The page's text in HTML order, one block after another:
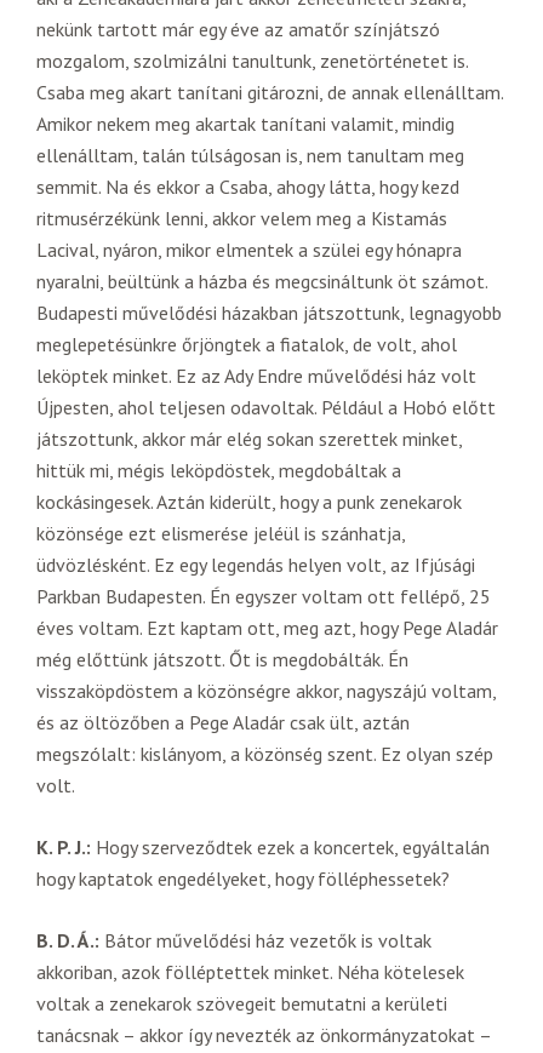
nekünk tartott már egy éve az amatőr színjátszó
mozgalom, szolmizálni tanultunk, zenetörténetet is.
Csaba meg akart tanítani gitározni, de annak ellenálltam.
Amikor nekem meg akartak tanítani valamit, mindig
ellenálltam, talán túlságosan is, nem tanultam meg
semmit. Na és ekkor a Csaba, ahogy látta, hogy kezd
ritmusérzékünk lenni, akkor velem meg a Kistamás
Lacival, nyáron, mikor elmentek a szülei egy hónapra
nyaralni, beültünk a házba és megcsináltunk öt számot.
Budapesti művelődési házakban játszottunk, legnagyobb
meglepetésünkre őrjöngtek a fiatalok, de volt, ahol
leköptek minket. Ez az Ady Endre művelődési ház volt
Újpesten, ahol teljesen odavoltak. Például a Hobó előtt
játszottunk, akkor már elég sokan szerettek minket,
hittük mi, mégis leköpdöstek, megdobáltak a
kockásingesek. Aztán kiderült, hogy a punk zenekarok
közönsége ezt elismerése jeléül is szánhatja,
üdvözlésként. Ez egy legendás helyen volt, az Ifjúsági
Parkban Budapesten. Én egyszer voltam ott fellépő, 25
éves voltam. Ezt kaptam ott, meg azt, hogy Pege Aladár
még előttünk játszott. Őt is megdobálták. Én
visszaköpdöstem a közönségre akkor, nagyszájú voltam,
és az öltözőben a Pege Aladár csak ült, aztán
megszólalt: kislányom, a közönség szent. Ez olyan szép
volt.
K. P. J.: Hogy szerveződtek ezek a koncertek, egyáltalán
hogy kaptatok engedélyeket, hogy fölléphessetek?
B. D. Á.: Bátor művelődési ház vezetők is voltak
akkoriban, azok fölléptettek minket. Néha kötelesek
voltak a zenekarok szövegeit bemutatni a kerületi
tanácsnak – akkor így nevezték az önkormányzatokat –